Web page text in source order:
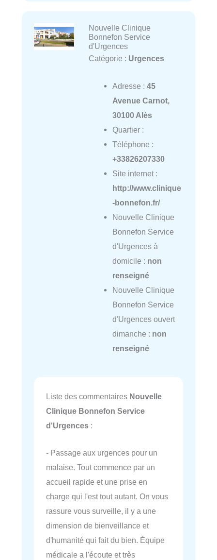
Nouvelle Clinique
Bonnefon Service
d'Urgences
Catégorie : Urgences
Adresse : 45
Avenue Carnot,
30100 Alès
Quartier :
Téléphone :
+33826207330
Site internet :
http://www.clinique
-bonnefon.fr/
Nouvelle Clinique
Bonnefon Service
d'Urgences à
domicile : non
renseigné
Nouvelle Clinique
Bonnefon Service
d'Urgences ouvert
dimanche : non
renseigné
Liste des commentaires Nouvelle
Clinique Bonnefon Service
d'Urgences :
- Passage aux urgences pour un
malaise. Tout commence par un
accueil rapide et une prise en
charge qui l'est tout autant. On vous
rassure vous surveille, il y a une
dimension de bienveillance et
d'humanité qui fait du bien. Équipe
médicale a l'écoute et très